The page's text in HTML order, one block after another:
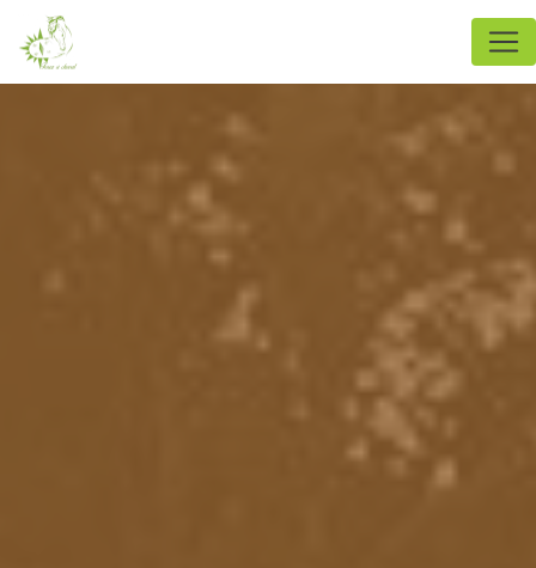
Panneau de gestion des cookies